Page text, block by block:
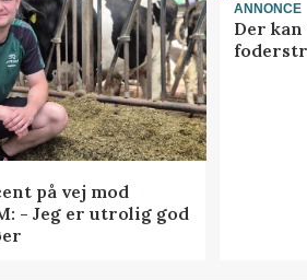
på vej mod
- Jeg er utrolig god
ANNONCE
Der